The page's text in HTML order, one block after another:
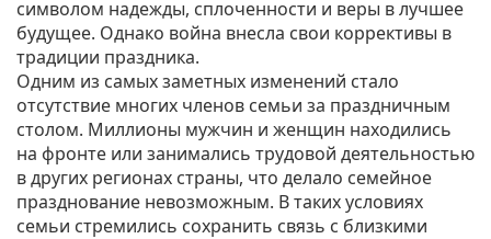
символом надежды, сплоченности и веры в лучшее
будущее. Однако война внесла свои коррективы в
традиции праздника.
Одним из самых заметных изменений стало
отсутствие многих членов семьи за праздничным
столом. Миллионы мужчин и женщин находились
на фронте или занимались трудовой деятельностью
в других регионах страны, что делало семейное
празднование невозможным. В таких условиях
семьи стремились сохранить связь с близкими